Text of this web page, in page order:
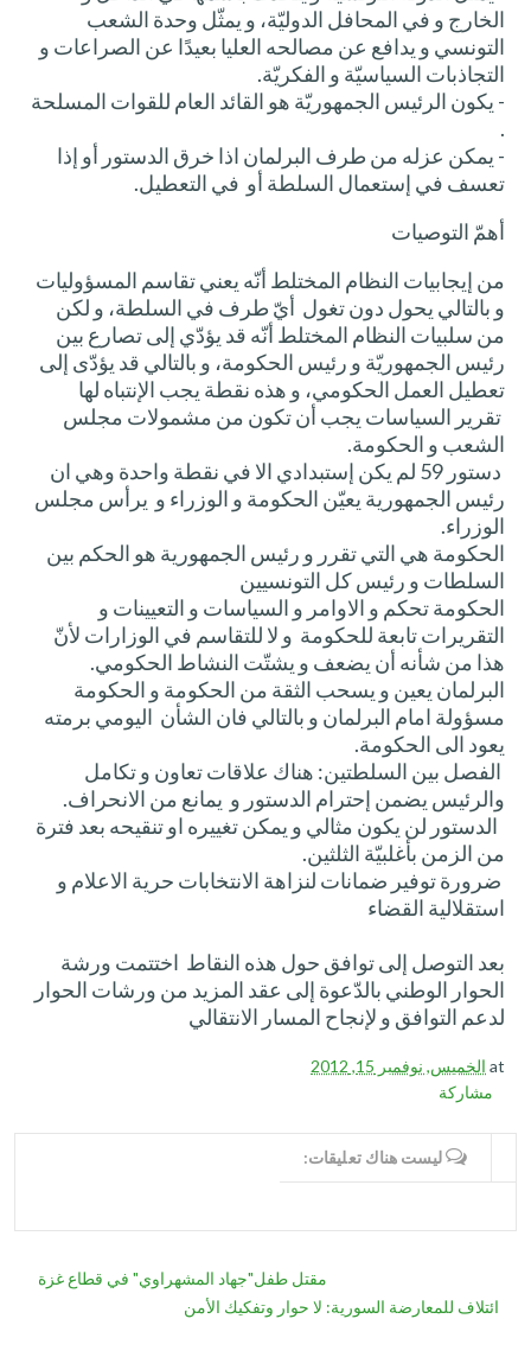
الخارج و في المحافل الدوليّة، و يمثّل وحدة الشعب
التونسي و يدافع عن مصالحه العليا بعيدًا عن الصراعات و
التجاذبات السياسيّة و الفكريّة.
- يكون الرئيس الجمهوريّة هو القائد العام للقوات المسلحة
.
- يمكن عزله من طرف البرلمان اذا خرق الدستور أو إذا
تعسف في إستعمال السلطة أو في التعطيل.
أهمّ التوصيات
من إيجابيات النظام المختلط أنّه يعني تقاسم المسؤوليات
و بالتالي يحول دون تغول أيّ طرف في السلطة، و لكن
من سلبيات النظام المختلط أنّه قد يؤدّي إلى تصارع بين
رئيس الجمهوريّة و رئيس الحكومة، و بالتالي قد يؤدّى إلى
تعطيل العمل الحكومي، و هذه نقطة يجب الإنتباه لها
تقرير السياسات يجب أن تكون من مشمولات مجلس
الشعب و الحكومة.
دستور 59 لم يكن إستبدادي الا في نقطة واحدة وهي ان
رئيس الجمهورية يعيّن الحكومة و الوزراء و يرأس مجلس
الوزراء.
الحكومة هي التي تقرر و رئيس الجمهورية هو الحكم بين
السلطات و رئيس كل التونسيين
الحكومة تحكم و الاوامر و السياسات و التعيينات و
التقريرات تابعة للحكومة و لا للتقاسم في الوزارات لأنّ
هذا من شأنه أن يضعف و يشتّت النشاط الحكومي.
البرلمان يعين و يسحب الثقة من الحكومة و الحكومة
مسؤولة امام البرلمان و بالتالي فان الشأن اليومي برمته
يعود الى الحكومة.
الفصل بين السلطتين: هناك علاقات تعاون و تكامل
والرئيس يضمن إحترام الدستور و يمانع من الانحراف.
الدستور لن يكون مثالي و يمكن تغييره او تنقيحه بعد فترة
من الزمن بأغلبيّة الثلثين.
ضرورة توفير ضمانات لنزاهة الانتخابات حرية الاعلام و
استقلالية القضاء
بعد التوصل إلى توافق حول هذه النقاط اختتمت ورشة
الحوار الوطني بالدّعوة إلى عقد المزيد من ورشات الحوار
لدعم التوافق و لإنجاح المسار الانتقالي
at الخميس, نوفمبر 15, 2012
مشاركة
ليست هناك تعليقات:
WRITE COMMENTS
مقتل طفل"جهاد المشهراوي" في قطاع غزة
ائتلاف للمعارضة السورية: لا حوار وتفكيك الأمن